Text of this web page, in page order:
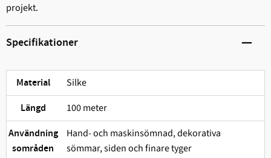
projekt.
Specifikationer
Material Silke
Längd 100 meter
Användning
sområden
Hand- och maskinsömnad, dekorativa
sömmar, siden och finare tyger